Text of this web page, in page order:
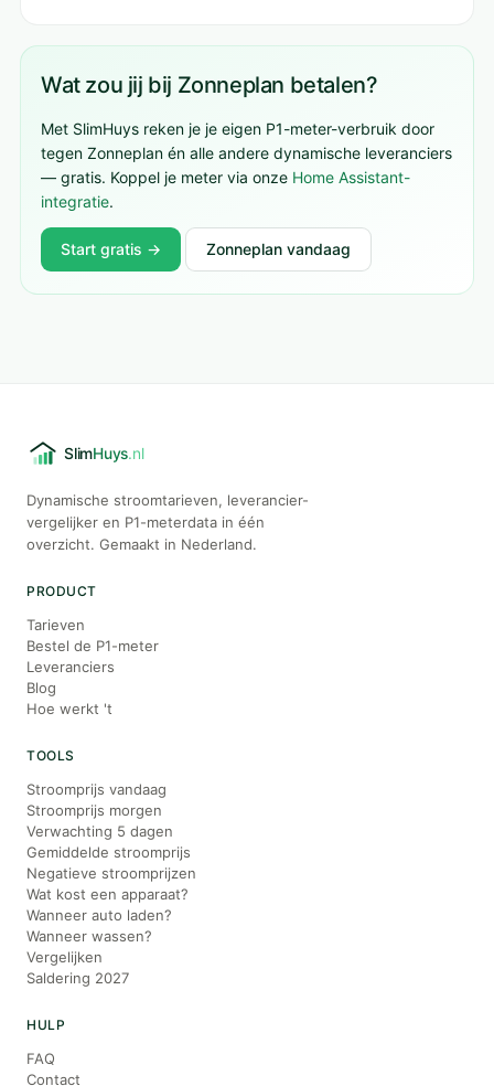
Wat zou jij bij Zonneplan betalen?
Met SlimHuys reken je je eigen P1-meter-verbruik door
tegen Zonneplan én alle andere dynamische leveranciers
— gratis. Koppel je meter via onze Home Assistant-
integratie.
Start gratis → Zonneplan vandaag
Dynamische stroomtarieven, leverancier-
vergelijker en P1-meterdata in één
overzicht. Gemaakt in Nederland.
PRODUCT
Tarieven
Bestel de P1-meter
Leveranciers
Blog
Hoe werkt 't
TOOLS
Stroomprijs vandaag
Stroomprijs morgen
Verwachting 5 dagen
Gemiddelde stroomprijs
Negatieve stroomprijzen
Wat kost een apparaat?
Wanneer auto laden?
Wanneer wassen?
Vergelijken
Saldering 2027
HULP
FAQ
Contact